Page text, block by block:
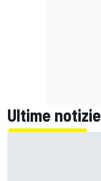
Ultime notizie